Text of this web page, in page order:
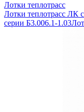
Лотки теплотрасс
Лотки теплотрасс ЛК
серии Б3.006.1-1.03